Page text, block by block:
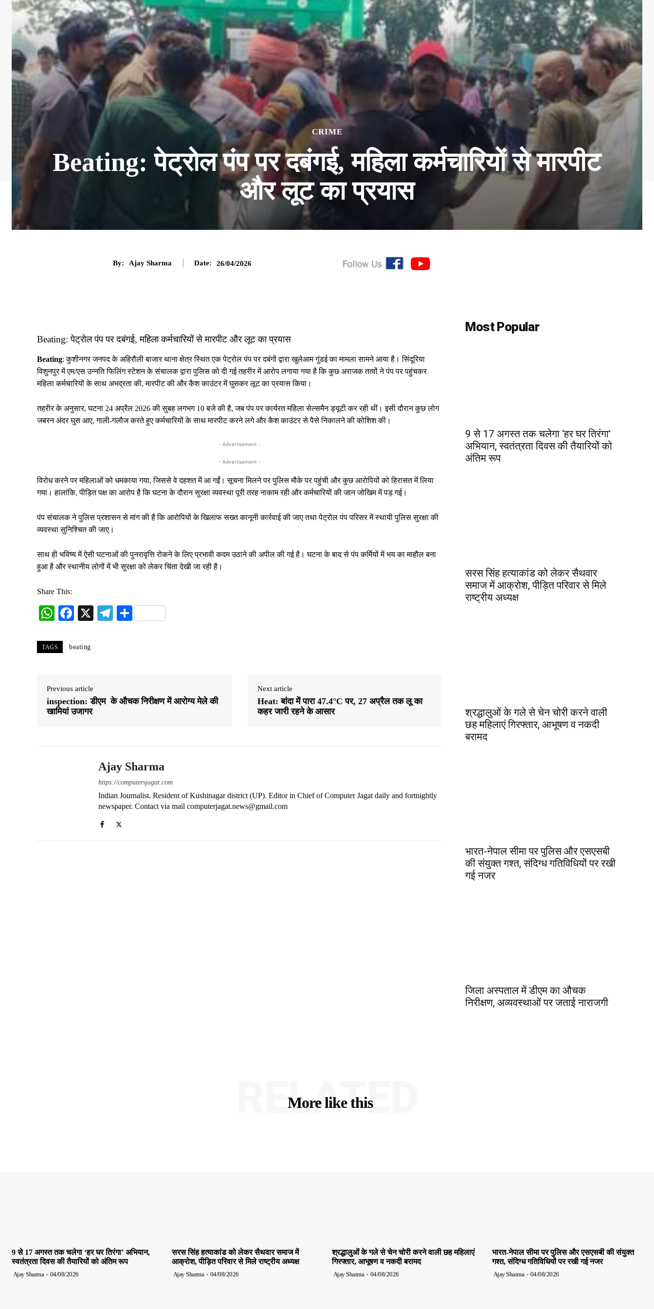
CRIME
Beating: पेट्रोल पंप पर दबंगई, महिला कर्मचारियों से मारपीट
और लूट का प्रयास
By: Ajay Sharma Date: 26/04/2026
Beating: पेट्रोल पंप पर दबंगई, महिला कर्मचारियों से मारपीट और लूट का प्रयास
Beating: कुशीनगर जनपद के अहिरौली बाजार थाना क्षेत्र स्थित एक पेट्रोल पंप पर दबंगों द्वारा खुलेआम गुंडई का मामला सामने आया है। सिंदूरिया
विशुनपुर में एम/एस उन्नति फिलिंग स्टेशन के संचालक द्वारा पुलिस को दी गई तहरीर में आरोप लगाया गया है कि कुछ अराजक तत्वों ने पंप पर पहुंचकर
महिला कर्मचारियों के साथ अभद्रता की, मारपीट की और कैश काउंटर में घुसकर लूट का प्रयास किया।
तहरीर के अनुसार, घटना 24 अप्रैल 2026 की सुबह लगभग 10 बजे की है, जब पंप पर कार्यरत महिला सेल्समैन ड्यूटी कर रही थीं। इसी दौरान कुछ लोग
जबरन अंदर घुस आए, गाली-गलौज करते हुए कर्मचारियों के साथ मारपीट करने लगे और कैश काउंटर से पैसे निकालने की कोशिश की।
- Advertisement -
- Advertisement -
विरोध करने पर महिलाओं को धमकाया गया, जिससे वे दहशत में आ गईं। सूचना मिलने पर पुलिस मौके पर पहुंची और कुछ आरोपियों को हिरासत में लिया
गया। हालांकि, पीड़ित पक्ष का आरोप है कि घटना के दौरान सुरक्षा व्यवस्था पूरी तरह नाकाम रही और कर्मचारियों की जान जोखिम में पड़ गई।
पंप संचालक ने पुलिस प्रशासन से मांग की है कि आरोपियों के खिलाफ सख्त कानूनी कार्रवाई की जाए तथा पेट्रोल पंप परिसर में स्थायी पुलिस सुरक्षा की
व्यवस्था सुनिश्चित की जाए।
साथ ही भविष्य में ऐसी घटनाओं की पुनरावृत्ति रोकने के लिए प्रभावी कदम उठाने की अपील की गई है। घटना के बाद से पंप कर्मियों में भय का माहौल बना
हुआ है और स्थानीय लोगों में भी सुरक्षा को लेकर चिंता देखी जा रही है।
Share This:
W
ts
Fa
bo
X
Te S
TAGS beating
Previous article
inspection: डीएम के औचक निरीक्षण में आरोग्य मेले की
खामियां उजागर
Next article
Heat: बांदा में पारा 47.4°C पर, 27 अप्रैल तक लू का
कहर जारी रहने के आसार
Ajay Sharma
https://computersjagat.com
Indian Journalist. Resident of Kushinagar district (UP). Editor in Chief of Computer Jagat daily and fortnightly
newspaper. Contact via mail computerjagat.news@gmail.com
Most Popular
9 से 17 अगस्त तक चलेगा ‘हर घर तिरंगा’
अभियान, स्वतंत्रता दिवस की तैयारियों को
अंतिम रूप
सरस सिंह हत्याकांड को लेकर सैथवार
समाज में आक्रोश, पीड़ित परिवार से मिले
राष्ट्रीय अध्यक्ष
श्रद्धालुओं के गले से चेन चोरी करने वाली
छह महिलाएं गिरफ्तार, आभूषण व नकदी
बरामद
भारत-नेपाल सीमा पर पुलिस और एसएसबी
की संयुक्त गश्त, संदिग्ध गतिविधियों पर रखी
गई नजर
जिला अस्पताल में डीएम का औचक
निरीक्षण, अव्यवस्थाओं पर जताई नाराजगी
More like this
RELATED
9 से 17 अगस्त तक चलेगा ‘हर घर तिरंगा’ अभियान,
स्वतंत्रता दिवस की तैयारियों को अंतिम रूप
Ajay Sharma - 04/08/2026
सरस सिंह हत्याकांड को लेकर सैथवार समाज में
आक्रोश, पीड़ित परिवार से मिले राष्ट्रीय अध्यक्ष
Ajay Sharma - 04/08/2026
श्रद्धालुओं के गले से चेन चोरी करने वाली छह महिलाएं
गिरफ्तार, आभूषण व नकदी बरामद
Ajay Sharma - 04/08/2026
भारत-नेपाल सीमा पर पुलिस और एसएसबी की संयुक्त
गश्त, संदिग्ध गतिविधियों पर रखी गई नजर
Ajay Sharma - 04/08/2026